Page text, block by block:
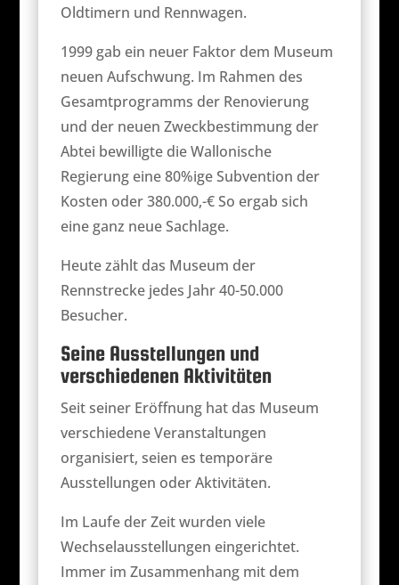
Oldtimern und Rennwagen.
1999 gab ein neuer Faktor dem Museum
neuen Aufschwung. Im Rahmen des
Gesamtprogramms der Renovierung
und der neuen Zweckbestimmung der
Abtei bewilligte die Wallonische
Regierung eine 80%ige Subvention der
Kosten oder 380.000,-€ So ergab sich
eine ganz neue Sachlage.
Heute zählt das Museum der
Rennstrecke jedes Jahr 40-50.000
Besucher.
Seine Ausstellungen und
verschiedenen Aktivitäten
Seit seiner Eröffnung hat das Museum
verschiedene Veranstaltungen
organisiert, seien es temporäre
Ausstellungen oder Aktivitäten.
Im Laufe der Zeit wurden viele
Wechselausstellungen eingerichtet.
Immer im Zusammenhang mit dem